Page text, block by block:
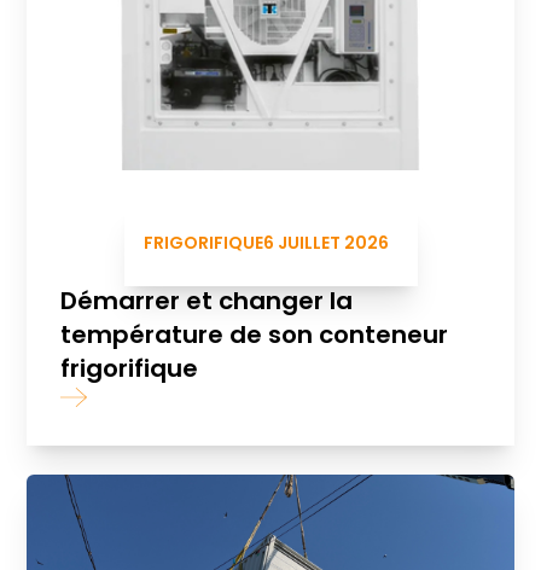
FRIGORIFIQUE6 JUILLET 2026
Démarrer et changer la
température de son conteneur
frigorifique